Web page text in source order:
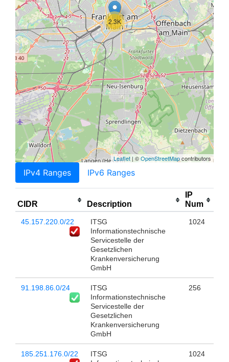
2.3K
Leaflet | ©OpenStreetMapcontributors
IPv4 Ranges IPv6 Ranges
CIDR Description
IP
Num
45.157.220.0/22
ITSG
Informationstechnische
Servicestelle der
Gesetzlichen
Krankenversicherung
GmbH
1024
91.198.86.0/24
ITSG
Informationstechnische
Servicestelle der
Gesetzlichen
Krankenversicherung
GmbH
256
185.251.176.0/22
ITSG
1024